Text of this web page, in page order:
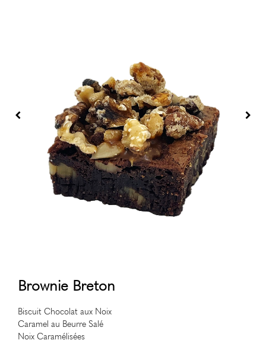
Brownie Breton
Biscuit Chocolat aux Noix
Caramel au Beurre Salé
Noix Caramélisées